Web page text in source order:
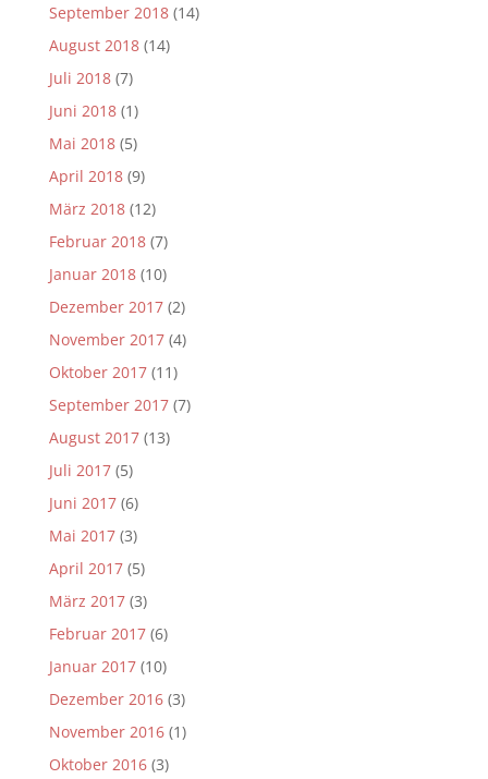
September 2018(14)
August 2018(14)
Juli 2018(7)
Juni 2018(1)
Mai 2018(5)
April 2018(9)
März 2018(12)
Februar 2018(7)
Januar 2018(10)
Dezember 2017(2)
November 2017(4)
Oktober 2017(11)
September 2017(7)
August 2017(13)
Juli 2017(5)
Juni 2017(6)
Mai 2017(3)
April 2017(5)
März 2017(3)
Februar 2017(6)
Januar 2017(10)
Dezember 2016(3)
November 2016(1)
Oktober 2016(3)